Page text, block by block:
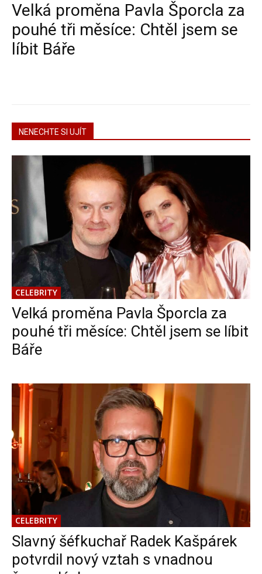
Velká proměna Pavla Šporcla za
pouhé tři měsíce: Chtěl jsem se
líbit Báře
NENECHTE SI UJÍT
CELEBRITY
Velká proměna Pavla Šporcla za
pouhé tři měsíce: Chtěl jsem se líbit
Báře
CELEBRITY
Slavný šéfkuchař Radek Kašpárek
potvrdil nový vztah s vnadnou